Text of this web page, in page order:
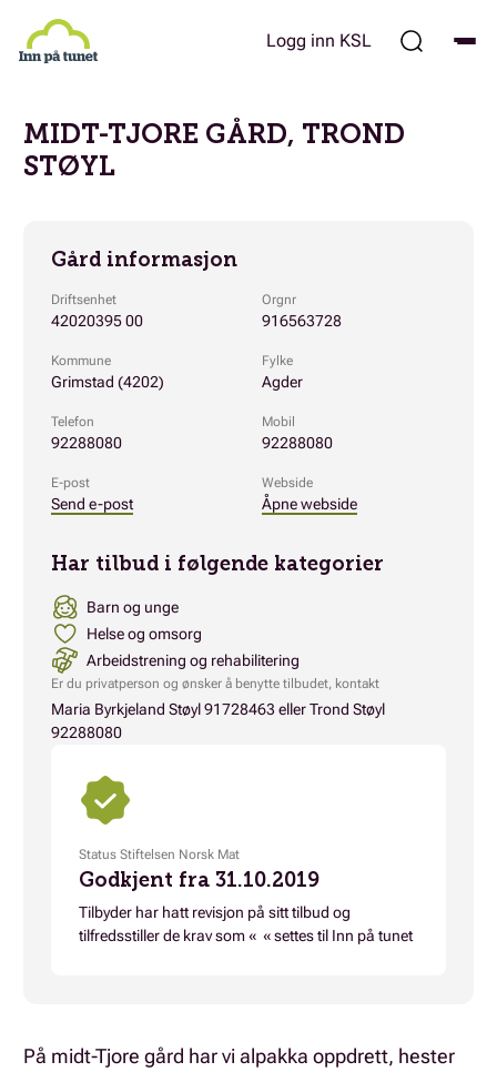
hovedinnhold
Logg inn KSL
MIDT-TJORE GÅRD, TROND
STØYL
Gård informasjon
Driftsenhet
42020395 00
Orgnr
916563728
Kommune
Grimstad (4202)
Fylke
Agder
Telefon
92288080
Mobil
92288080
E-post
Send e-post
Webside
Åpne webside
Har tilbud i følgende kategorier
Barn og unge
Helse og omsorg
Arbeidstrening og rehabilitering
Er du privatperson og ønsker å benytte tilbudet, kontakt
Maria Byrkjeland Støyl 91728463 eller Trond Støyl
92288080
Status Stiftelsen Norsk Mat
Godkjent fra 31.10.2019
Tilbyder har hatt revisjon på sitt tilbud og
tilfredsstiller de krav som « « settes til Inn på tunet
På midt-Tjore gård har vi alpakka oppdrett, hester